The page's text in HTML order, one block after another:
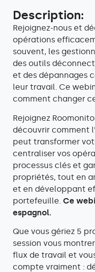
Description:
Rejoignez-nous et
opérations
souvent, les
des outils
et des dépannages
leur travail. Ce
comment changer
Rejoignez
découvrir comment
peut transformer
centraliser vos
processus clés et
propriétés, tout en
et en développant
portefeuille. Ce
espagnol.
Que vous gériez 5
session vous
flux de travail et
compte vraiment :